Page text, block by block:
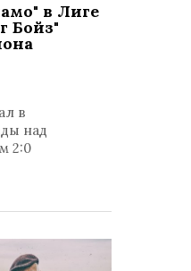
в Лиге
Бойз"
в
над
2:0